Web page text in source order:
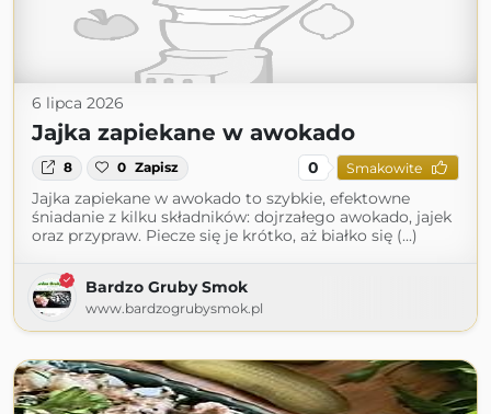
6 lipca 2026
Jajka zapiekane w awokado
8 0 Zapisz 0 Smakowite
Jajka zapiekane w awokado to szybkie, efektowne
śniadanie z kilku składników: dojrzałego awokado, jajek
oraz przypraw. Piecze się je krótko, aż białko się (...)
Bardzo Gruby Smok
www.bardzogrubysmok.pl